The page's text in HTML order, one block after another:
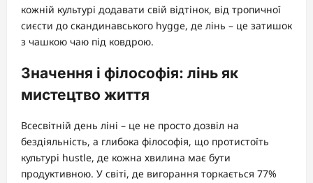
кожній культурі додавати свій відтінок, від тропичної
сиєсти до скандинавського hygge, де лінь – це затишок
з чашкою чаю під ковдрою.
Значення і філософія: лінь як
мистецтво життя
Всесвітній день ліні – це не просто дозвіл на
бездіяльність, а глибока філософія, що протистоїть
культурі hustle, де кожна хвилина має бути
продуктивною. У світі, де вигорання торкається 77%